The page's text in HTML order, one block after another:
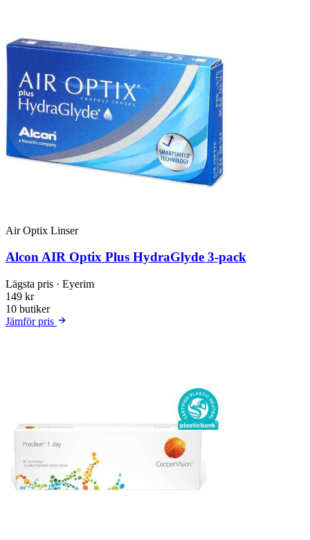
Air Optix Linser
Alcon AIR Optix Plus HydraGlyde 3-pack
Lägsta pris · Eyerim
149 kr
10 butiker
Jämför pris